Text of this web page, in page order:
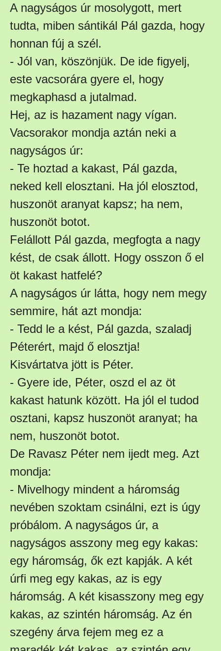
A nagyságos úr mosolygott, mert
tudta, miben sántikál Pál gazda, hogy
honnan fúj a szél.
- Jól van, köszönjük. De ide figyelj,
este vacsorára gyere el, hogy
megkaphasd a jutalmad.
Hej, az is hazament nagy vígan.
Vacsorakor mondja aztán neki a
nagyságos úr:
- Te hoztad a kakast, Pál gazda,
neked kell elosztani. Ha jól elosztod,
huszonöt aranyat kapsz; ha nem,
huszonöt botot.
Felállott Pál gazda, megfogta a nagy
kést, de csak állott. Hogy osszon ő el
öt kakast hatfelé?
A nagyságos úr látta, hogy nem megy
semmire, hát azt mondja:
- Tedd le a kést, Pál gazda, szaladj
Péterért, majd ő elosztja!
Kisvártatva jött is Péter.
- Gyere ide, Péter, oszd el az öt
kakast hatunk között. Ha jól el tudod
osztani, kapsz huszonöt aranyat; ha
nem, huszonöt botot.
De Ravasz Péter nem ijedt meg. Azt
mondja:
- Mivelhogy mindent a háromság
nevében szoktam csinálni, ezt is úgy
próbálom. A nagyságos úr, a
nagyságos asszony meg egy kakas:
egy háromság, ők ezt kapják. A két
úrfi meg egy kakas, az is egy
háromság. A két kisasszony meg egy
kakas, az szintén háromság. Az én
szegény árva fejem meg ez a